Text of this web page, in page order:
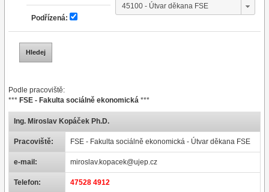
Podřízená:
Podle pracoviště:
*** FSE - Fakulta sociálně ekonomická***
Ing. Miroslav Kopáček Ph.D.
Pracoviště: FSE - Fakulta sociálně ekonomická - Útvar děkana FSE
e-mail: miroslav.kopacek@ujep.cz
Telefon: 47528 4912